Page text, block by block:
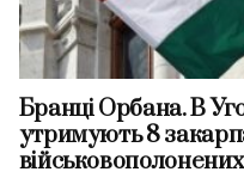
Бранці Орбана. В
утримують 8
військовополонених